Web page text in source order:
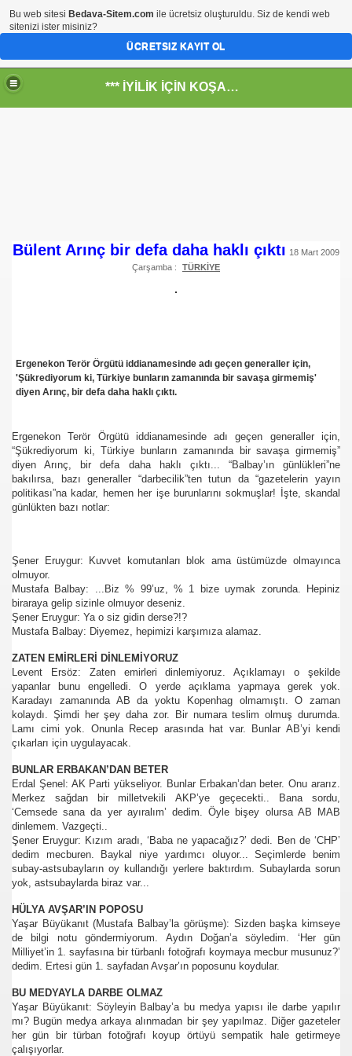
*** İYİLİK İÇİN KOŞANLARIN YERİ***
Bülent Arınç bir defa daha haklı çıktı 18 Mart 2009
Çarşamba :
TÜRKİYE
Ergenekon Terör Örgütü iddianamesinde adı geçen generaller için,
'Şükrediyorum ki, Türkiye bunların zamanında bir savaşa girmemiş'
diyen Arınç, bir defa daha haklı çıktı.
Ergenekon Terör Örgütü iddianamesinde adı geçen generaller için,
“Şükrediyorum ki, Türkiye bunların zamanında bir savaşa girmemiş”
diyen Arınç, bir defa daha haklı çıktı... “Balbay’ın günlükleri”ne
bakılırsa, bazı generaller “darbecilik”ten tutun da “gazetelerin yayın
politikası”na kadar, hemen her işe burunlarını sokmuşlar! İşte, skandal
günlükten bazı notlar:
Şener Eruygur: Kuvvet komutanları blok ama üstümüzde olmayınca
olmuyor.
Mustafa Balbay: ...Biz % 99’uz, % 1 bize uymak zorunda. Hepiniz
biraraya gelip sizinle olmuyor deseniz.
Şener Eruygur: Ya o siz gidin derse?!?
Mustafa Balbay: Diyemez, hepimizi karşımıza alamaz.
ZATEN EMİRLERİ DİNLEMİYORUZ
Levent Ersöz: Zaten emirleri dinlemiyoruz. Açıklamayı o şekilde
yapanlar bunu engelledi. O yerde açıklama yapmaya gerek yok.
Karadayı zamanında AB da yoktu Kopenhag olmamıştı. O zaman
kolaydı. Şimdi her şey daha zor. Bir numara teslim olmuş durumda.
Lamı cimi yok. Onunla Recep arasında hat var. Bunlar AB’yi kendi
çıkarları için uygulayacak.
BUNLAR ERBAKAN’DAN BETER
Erdal Şenel: AK Parti yükseliyor. Bunlar Erbakan’dan beter. Onu ararız.
Merkez sağdan bir milletvekili AKP’ye geçecekti.. Bana sordu,
‘Cemsede sana da yer ayıralım’ dedim. Öyle bişey olursa AB MAB
dinlemem. Vazgeçti..
Şener Eruygur: Kızım aradı, ‘Baba ne yapacağız?’ dedi. Ben de ‘CHP’
dedim mecburen. Baykal niye yardımcı oluyor... Seçimlerde benim
subay-astsubayların oy kullandığı yerlere baktırdım. Subaylarda sorun
yok, astsubaylarda biraz var...
HÜLYA AVŞAR’IN POPOSU
Yaşar Büyükanıt (Mustafa Balbay’la görüşme): Sizden başka kimseye
de bilgi notu göndermiyorum. Aydın Doğan’a söyledim. ‘Her gün
Milliyet’in 1. sayfasına bir türbanlı fotoğrafı koymaya mecbur musunuz?’
dedim. Ertesi gün 1. sayfadan Avşar’ın poposunu koydular.
BU MEDYAYLA DARBE OLMAZ
Yaşar Büyükanıt: Söyleyin Balbay’a bu medya yapısı ile darbe yapılır
mı? Bugün medya arkaya alınmadan bir şey yapılmaz. Diğer gazeteler
her gün bir türban fotoğrafı koyup örtüyü sempatik hale getirmeye
çalışıyorlar.
-Engellenen Mühendis !!!
AS-DER.
DUYURUSU
DUYURUSU
Bu web sitesi Bedava-Sitem.com ile ücretsiz oluşturuldu. Siz de kendi web
sitenizi ister misiniz?
ÜCRETSIZ KAYIT OL